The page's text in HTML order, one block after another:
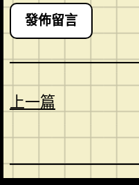
上一篇